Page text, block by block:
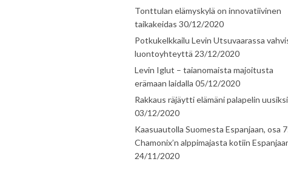
Tonttulan elämyskylä on innovatiivinen
taikakeidas 30/12/2020
Potkukelkkailu Levin Utsuvaarassa
luontoyhteyttä 23/12/2020
Levin Iglut – taianomaista majoitusta
erämaan laidalla 05/12/2020
Rakkaus räjäytti elämäni palapelin uusiksi
03/12/2020
Kaasuautolla Suomesta Espanjaan, osa
Chamonix’n alppimajasta kotiin
24/11/2020